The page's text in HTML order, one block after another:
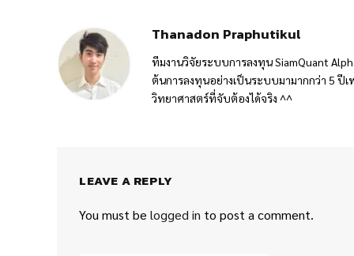
Thanadon Praphutikul
ทีมงานวิจัยระบบการลงทุน SiamQuant
ต้นการลงทุนอย่างเป็นระบบมามากกว่า 5 ปีเ
วิทยาศาสตร์ที่จับต้องได้จริง ^^
LEAVE A REPLY
You must be logged in to post a comment.